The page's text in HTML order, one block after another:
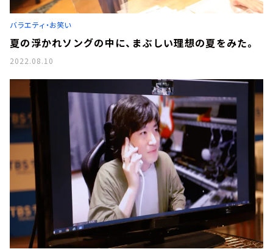
バラエティ・お笑い
夏の浮かれソングの中に、まぶしい理想の夏をみた。
2022.08.10